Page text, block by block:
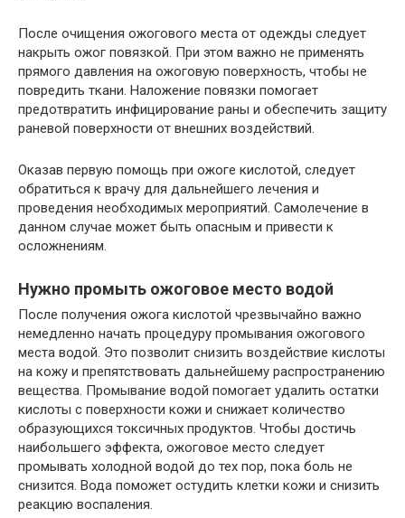
После очищения ожогового места от одежды следует
накрыть ожог повязкой. При этом важно не применять
прямого давления на ожоговую поверхность, чтобы не
повредить ткани. Наложение повязки помогает
предотвратить инфицирование раны и обеспечить защиту
раневой поверхности от внешних воздействий.
Оказав первую помощь при ожоге кислотой, следует
обратиться к врачу для дальнейшего лечения и
проведения необходимых мероприятий. Самолечение в
данном случае может быть опасным и привести к
осложнениям.
Нужно промыть ожоговое место водой
После получения ожога кислотой чрезвычайно важно
немедленно начать процедуру промывания ожогового
места водой. Это позволит снизить воздействие кислоты
на кожу и препятствовать дальнейшему распространению
вещества. Промывание водой помогает удалить остатки
кислоты с поверхности кожи и снижает количество
образующихся токсичных продуктов. Чтобы достичь
наибольшего эффекта, ожоговое место следует
промывать холодной водой до тех пор, пока боль не
снизится. Вода поможет остудить клетки кожи и снизить
реакцию воспаления.